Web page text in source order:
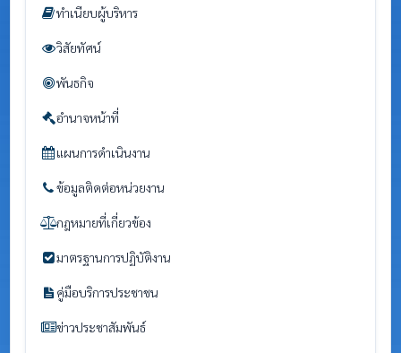
ทำเนียบผู้บริหาร
วิสัยทัศน์
พันธกิจ
อำนาจหน้าที่
แผนการดำเนินงาน
ข้อมูลติดต่อหน่วยงาน
กฎหมายที่เกี่ยวข้อง
มาตรฐานการปฏิบัติงาน
คู่มือบริการประชาชน
ข่าวประชาสัมพันธ์